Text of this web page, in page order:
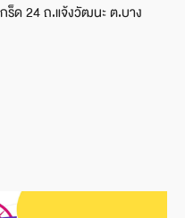
ร็ด 24 ถ.แจ้งวัฒนะ ต.บาง